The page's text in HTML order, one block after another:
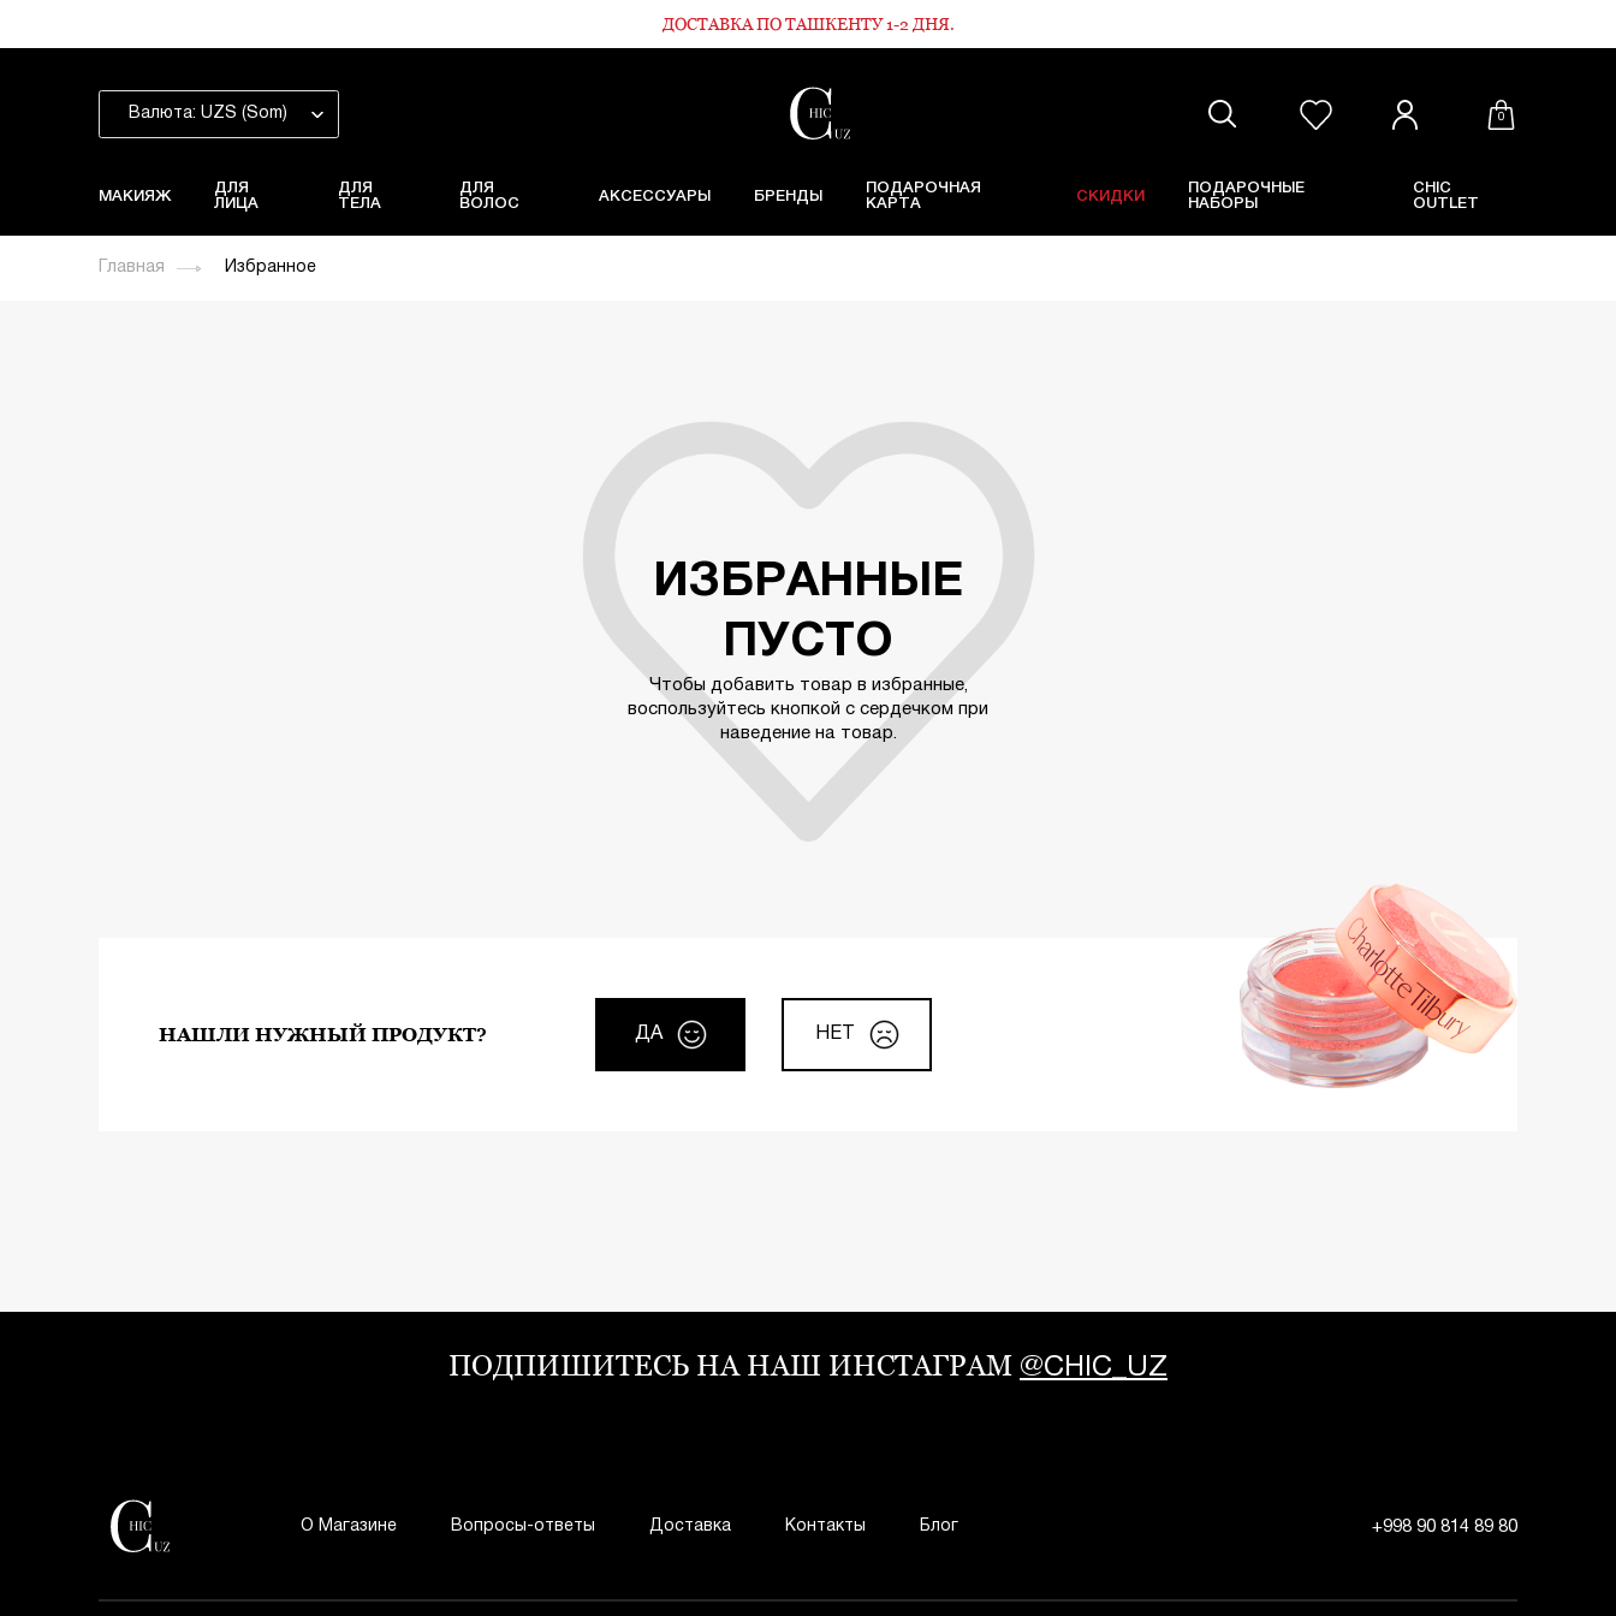
ДОСТАВКА ПО ТАШКЕНТУ 1-2 ДНЯ.
Валюта: UZS (Som) 0
МАКИЯЖ
ДЛЯ
ЛИЦА
ДЛЯ
ТЕЛА
ДЛЯ
ВОЛОС
АКСЕССУАРЫ БРЕНДЫ
ПОДАРОЧНАЯ
КАРТА
СКИДКИ
ПОДАРОЧНЫЕ
НАБОРЫ
CHIC
OUTLET
Главная Избранное
ИЗБРАННЫЕ
ПУСТО
Чтобы добавить товар в избранные,
воспользуйтесь кнопкой с сердечком при
наведение на товар.
НАШЛИ НУЖНЫЙ ПРОДУКТ? ДА НЕТ
ПОДПИШИТЕСЬ НА НАШ ИНСТАГРАМ @CHIC_UZ
О Магазине Вопросы-ответы Доставка Контакты Блог +998 90 814 89 80